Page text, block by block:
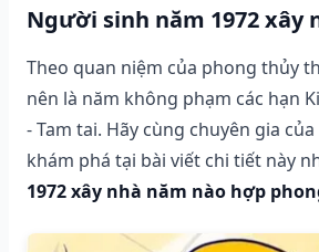
Người sinh năm 1972 xây
Theo quan niệm của phong thủy
nên là năm không phạm các hạn
- Tam tai. Hãy cùng chuyên gia
khám phá tại bài viết chi tiết này
1972 xây nhà năm nào hợp